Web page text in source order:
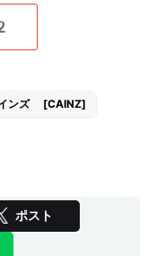
ンズ [CAINZ]
ポスト